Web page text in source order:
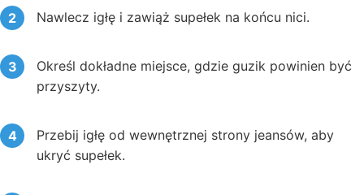
Nawlecz igłę i zawiąż supełek na końcu nici.
Określ dokładne miejsce, gdzie guzik powinien być
przyszyty.
Przebij igłę od wewnętrznej strony jeansów, aby
ukryć supełek.